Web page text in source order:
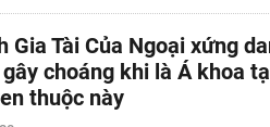
Gia Tài Của Ngoại xứng
choáng khi là Á khoa
thuộc này